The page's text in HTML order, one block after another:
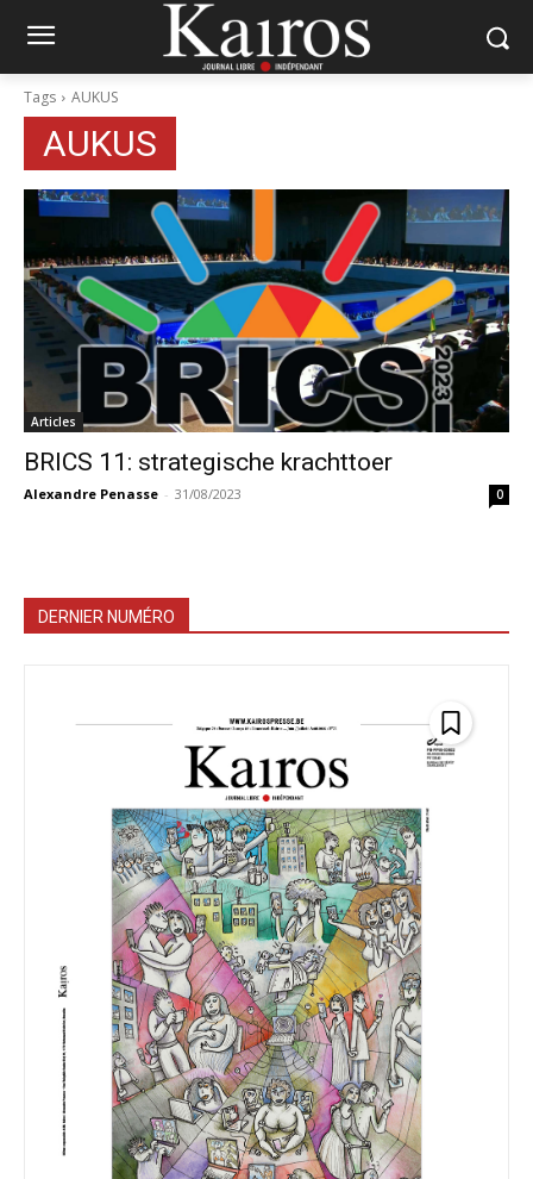
Tags AUKUS
AUKUS
Articles
BRICS 11: strategische krachttoer
Alexandre Penasse - 31/08/2023 0
DERNIER NUMÉRO